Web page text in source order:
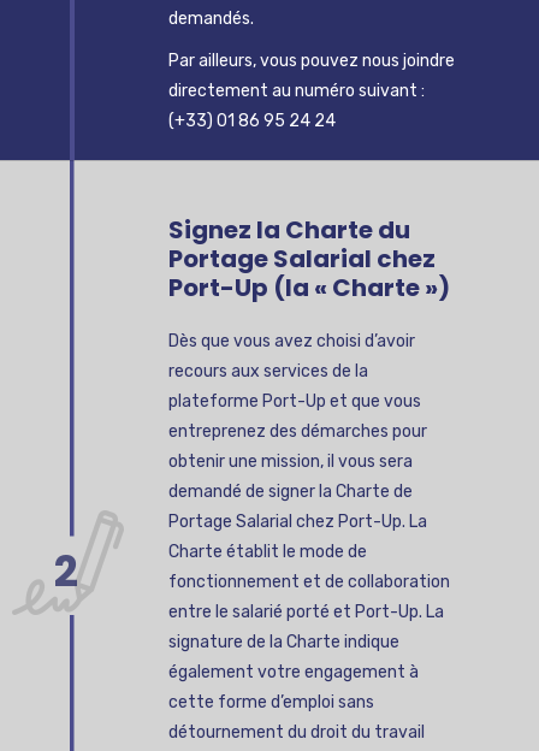
demandés.
Par ailleurs, vous pouvez nous joindre
directement au numéro suivant :
(+33) 01 86 95 24 24
2
Signez la Charte du
Portage Salarial chez
Port-Up (la « Charte »)
Dès que vous avez choisi d’avoir
recours aux services de la
plateforme Port-Up et que vous
entreprenez des démarches pour
obtenir une mission, il vous sera
demandé de signer la Charte de
Portage Salarial chez Port-Up. La
Charte établit le mode de
fonctionnement et de collaboration
entre le salarié porté et Port-Up. La
signature de la Charte indique
également votre engagement à
cette forme d’emploi sans
détournement du droit du travail